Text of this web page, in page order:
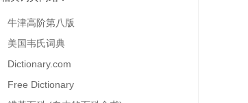
牛津高阶第八版
美国韦氏词典
Dictionary.com
Free Dictionary